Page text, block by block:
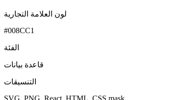
لون العلامة التجارية
#008CC1
الفئة
قاعدة بيانات
التنسيقات